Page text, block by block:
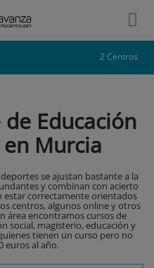
2 Centros
Educación
Murcia
se ajustan bastante a la
y combinan con acierto
estar correctamente orientados
centros, algunos online y otros
área encontramos cursos de
social, magisterio, educación y
tienen un curso pero no
euros al año.